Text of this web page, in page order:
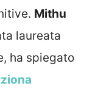
Mithu
laureata
ha spiegato